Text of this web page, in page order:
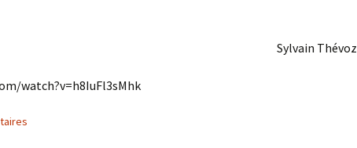
Sylvain Thévoz
watch?v=h8IuFl3sMhk